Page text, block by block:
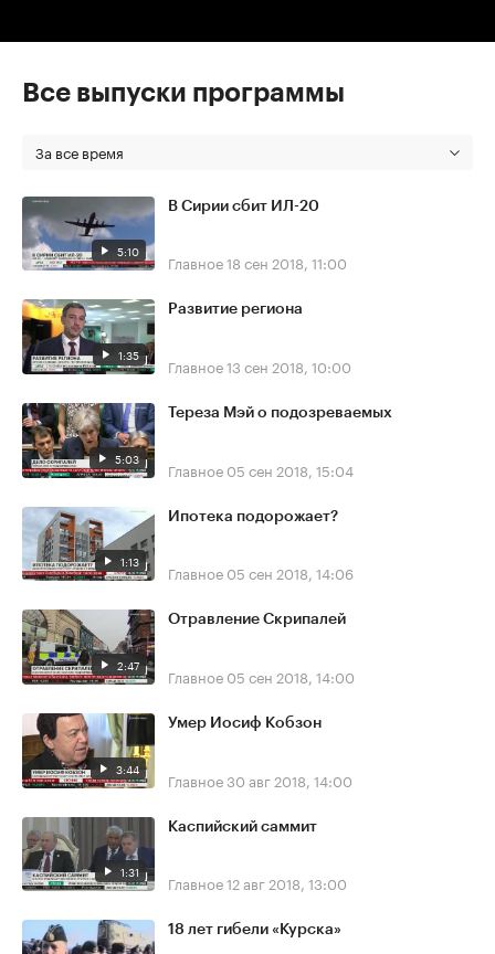
Все выпуски программы
За все время
5:10
В Сирии сбит ИЛ-20
Главное18 сен 2018, 11:00
1:35
Развитие региона
Главное13 сен 2018, 10:00
5:03
Тереза Мэй о подозреваемых
Главное 05 сен 2018, 15:04
1:13
Ипотека подорожает?
Главное 05 сен 2018, 14:06
2:47
Отравление Скрипалей
Главное 05 сен 2018, 14:00
3:44
Умер Иосиф Кобзон
Главное30 авг 2018, 14:00
1:31
Каспийский саммит
Главное12 авг 2018, 13:00
18 лет гибели «Курска»